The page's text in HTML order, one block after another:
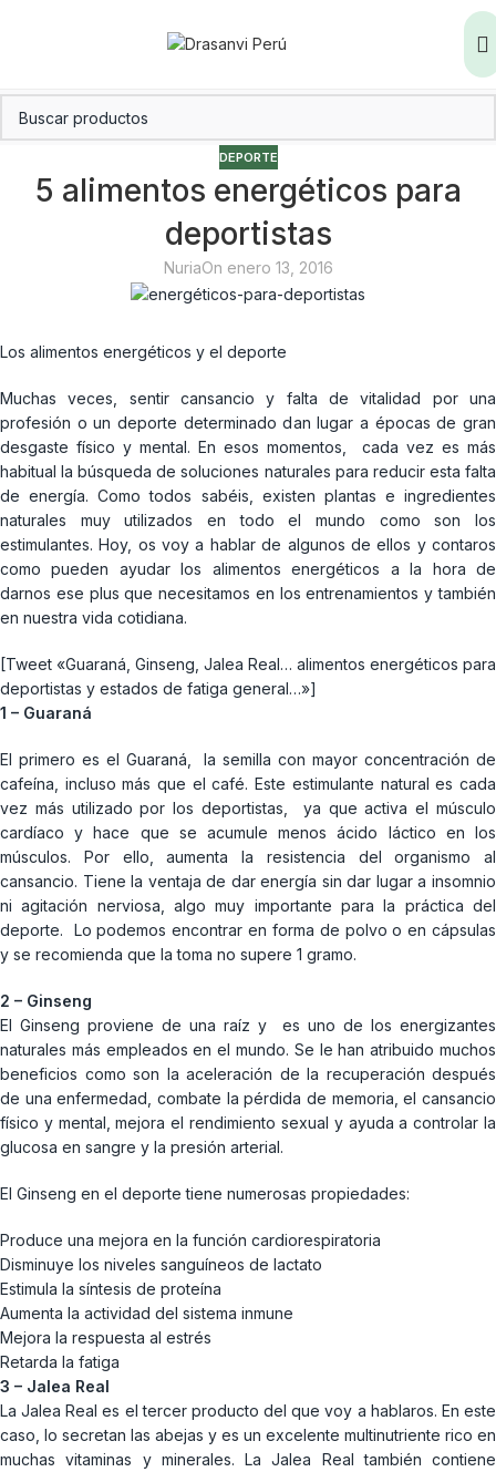
DEPORTE
5 alimentos energéticos para
deportistas
NuriaOn enero 13, 2016
Los alimentos energéticos y el deporte
Muchas veces, sentir cansancio y falta de vitalidad por una
profesión o un deporte determinado dan lugar a épocas de gran
desgaste físico y mental. En esos momentos, cada vez es más
habitual la búsqueda de soluciones naturales para reducir esta falta
de energía. Como todos sabéis, existen plantas e ingredientes
naturales muy utilizados en todo el mundo como son los
estimulantes. Hoy, os voy a hablar de algunos de ellos y contaros
como pueden ayudar los alimentos energéticos a la hora de
darnos ese plus que necesitamos en los entrenamientos y también
en nuestra vida cotidiana.
[Tweet «Guaraná, Ginseng, Jalea Real… alimentos energéticos para
deportistas y estados de fatiga general…»]
1 – Guaraná
El primero es el Guaraná, la semilla con mayor concentración de
cafeína, incluso más que el café. Este estimulante natural es cada
vez más utilizado por los deportistas, ya que activa el músculo
cardíaco y hace que se acumule menos ácido láctico en los
músculos. Por ello, aumenta la resistencia del organismo al
cansancio. Tiene la ventaja de dar energía sin dar lugar a insomnio
ni agitación nerviosa, algo muy importante para la práctica del
deporte. Lo podemos encontrar en forma de polvo o en cápsulas
y se recomienda que la toma no supere 1 gramo.
2 – Ginseng
El Ginseng proviene de una raíz y es uno de los energizantes
naturales más empleados en el mundo. Se le han atribuido muchos
beneficios como son la aceleración de la recuperación después
de una enfermedad, combate la pérdida de memoria, el cansancio
físico y mental, mejora el rendimiento sexual y ayuda a controlar la
glucosa en sangre y la presión arterial.
El Ginseng en el deporte tiene numerosas propiedades:
Produce una mejora en la función cardiorespiratoria
Disminuye los niveles sanguíneos de lactato
Estimula la síntesis de proteína
Aumenta la actividad del sistema inmune
Mejora la respuesta al estrés
Retarda la fatiga
3 – Jalea Real
La Jalea Real es el tercer producto del que voy a hablaros. En este
caso, lo secretan las abejas y es un excelente multinutriente rico en
muchas vitaminas y minerales. La Jalea Real también contiene